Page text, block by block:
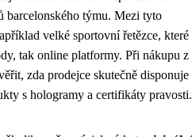
barcelonského týmu. Mezi tyto
velké sportovní řetězce, které
tak online platformy. Při nákupu z
zda prodejce skutečně disponuje
s hologramy a certifikáty pravosti.